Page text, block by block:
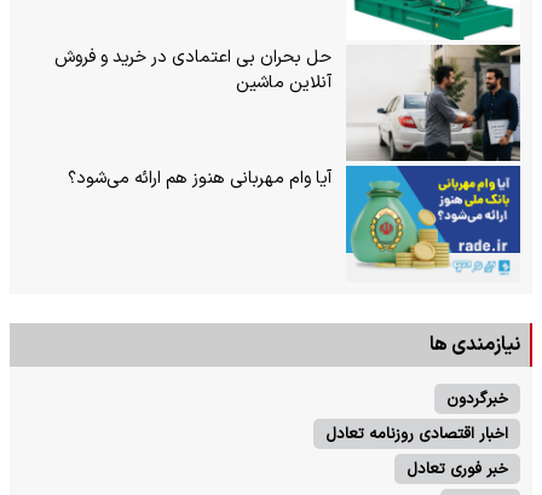
حل بحران بی‌ اعتمادی در خرید و فروش
آنلاین ماشین
آیا وام مهربانی هنوز هم ارائه می‌شود؟
نیازمندی ها
خبرگردون
اخبار اقتصادی روزنامه تعادل
خبر فوری تعادل